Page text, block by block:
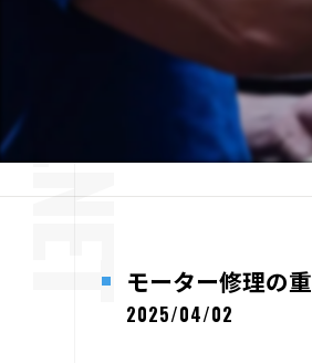
モーター修理の
2025/04/02